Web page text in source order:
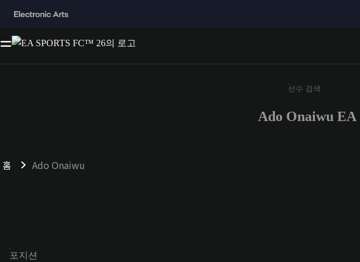
최소 3자 이
Ado Onaiwu
홈 Ado Onaiwu
포지션